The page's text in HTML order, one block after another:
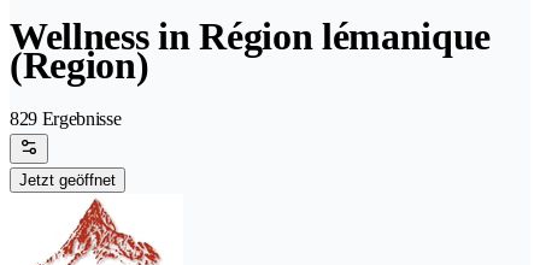
Wellness in Région lémanique
(Region)
829 Ergebnisse
Jetzt geöffnet